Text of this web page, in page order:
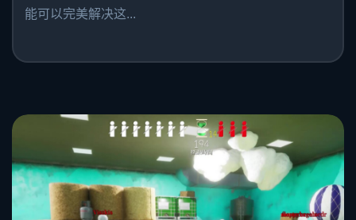
能可以完美解决这...